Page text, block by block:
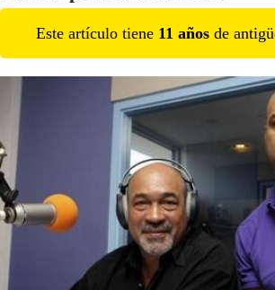
Este artículo tiene 11 años de